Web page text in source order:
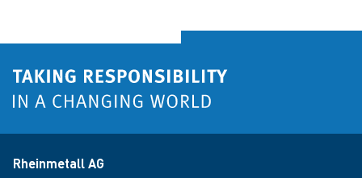
Rheinmetall AG